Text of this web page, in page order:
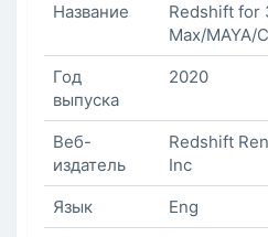
Название
Redshift for
Max/MAYA/
Год
выпуска
2020
Веб-
издатель
Redshift
Inc
Язык
Eng